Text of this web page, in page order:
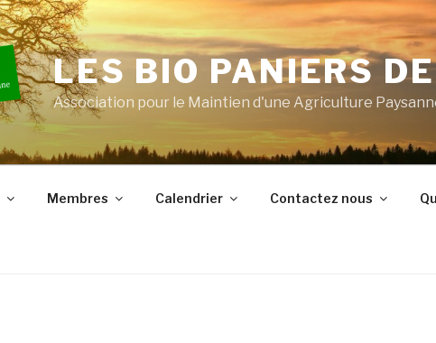
LES BIO PANIERS
Association pour le Maintien d'une Agriculture
Membres Calendrier Contactez nous